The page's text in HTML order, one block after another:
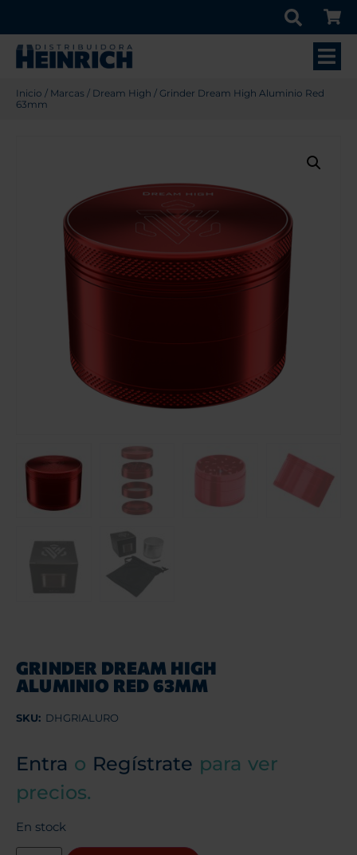
Inicio / Marcas / Dream High / Grinder Dream High Aluminio Red
63mm
GRINDER DREAM HIGH
ALUMINIO RED 63MM
SKU: DHGRIALURO
Entra o Regístrate para ver
precios.
En stock